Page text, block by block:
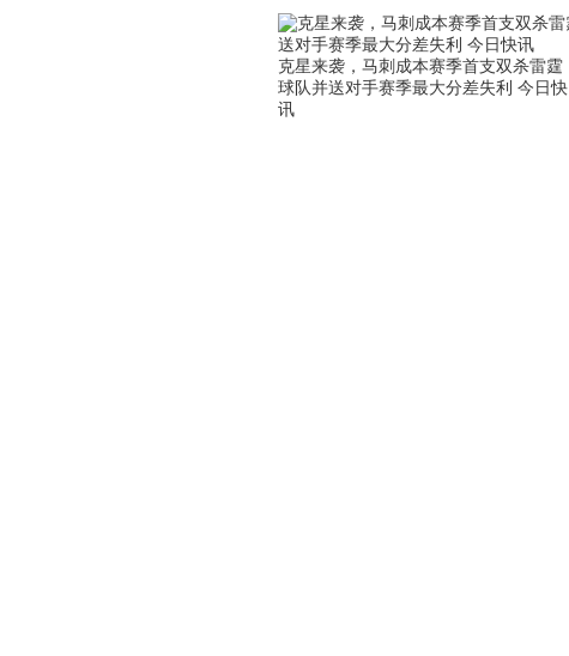
克星来袭，马刺成本赛季首支双杀雷霆
球队并送对手赛季最大分差失利 今日快
讯